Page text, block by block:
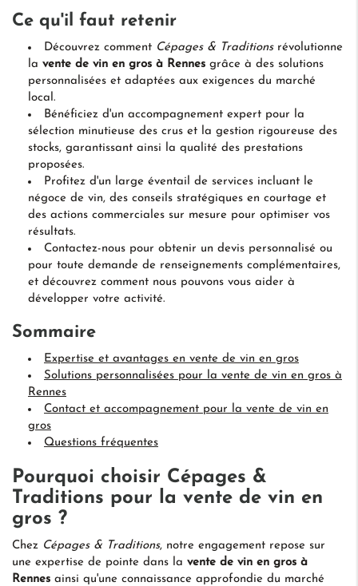
Ce qu'il faut retenir
Découvrez comment Cépages & Traditionsrévolutionne
la vente de vin en gros à Rennes grâce à des solutions
personnalisées et adaptées aux exigences du marché
local.
Bénéficiez d'un accompagnement expert pour la
sélection minutieuse des crus et la gestion rigoureuse des
stocks, garantissant ainsi la qualité des prestations
proposées.
Profitez d'un large éventail de services incluant le
négoce de vin, des conseils stratégiques en courtage et
des actions commerciales sur mesure pour optimiser vos
résultats.
Contactez-nous pour obtenir un devis personnalisé ou
pour toute demande de renseignements complémentaires,
et découvrez comment nous pouvons vous aider à
développer votre activité.
Sommaire
Expertise et avantages en vente de vin en gros
Solutions personnalisées pour la vente de vin en gros à
Rennes
Contact et accompagnement pour la vente de vin en
gros
Questions fréquentes
Pourquoi choisir Cépages &
Traditions pour la vente de vin en
gros ?
Chez Cépages & Traditions, notre engagement repose sur
une expertise de pointe dans la vente de vin en gros à
Rennes ainsi qu'une connaissance approfondie du marché